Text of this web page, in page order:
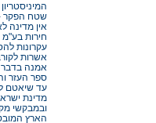
שטח הפקר
אין מדינה
חירות בע"מ
עקרונות
אשרות
אמנה
ספר העזר
עד שיאטם
מדינת
ובמבקשי
הארץ